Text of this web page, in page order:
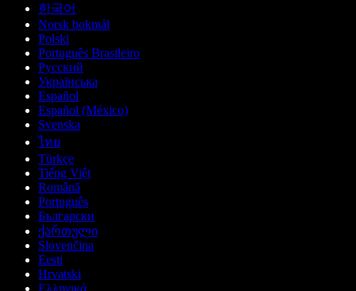
한국어
Norsk bokmål
Polski
Português Brasileiro
Русский
Українська
Español
Español (México)
Svenska
ไทย
Türkçe
Tiếng Việt
Română
Português
Български
ქართული
Slovenčina
Eesti
Hrvatski